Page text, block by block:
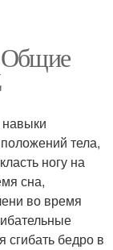
Общие
тела,
ногу на
сна,
во время
сгибать бедро в